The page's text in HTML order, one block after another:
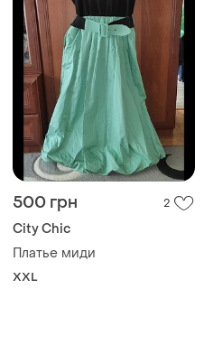
500 грн 2
City Chic
Платье миди
XXL